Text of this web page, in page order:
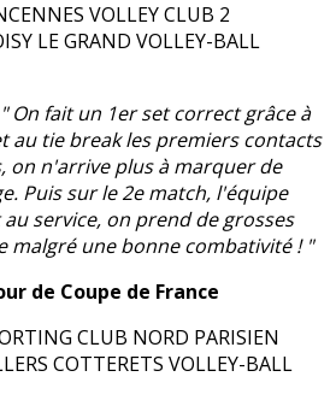
VOLLEY CLUB 2
LE GRAND VOLLEY-BALL
" On fait un 1er set correct grâce à
au tie break les premiers contacts
on n'arrive plus à marquer de
Puis sur le 2e match, l'équipe
service, on prend de grosses
malgré une bonne combativité ! "
de Coupe de France
CLUB NORD PARISIEN
COTTERETS VOLLEY-BALL